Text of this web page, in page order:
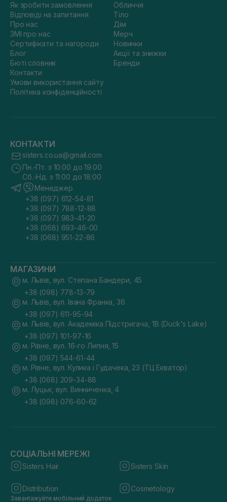
Як зробити замовлення
Відповіді на запитання
Про нас
ЗМІ про нас
Сертифікати та нагороди
Блог
Бюті словник
Контакти
Умови використання сайту
Політика конфіденційності
Обличчя
Тіло
Дім
Мерч
Новинки
Акції та знижки
Бренди
КОНТАКТИ
sisters.co.ua@gmail.com
Пн.-Пт. з 10:00 до 19:00
Сб.-Нд. з 11:00 до 18:00
Менеджер
+38 (097) 612-54-81
+38 (097) 788-12-88
+38 (097) 983-41-20
+38 (068) 693-46-00
+38 (068) 951-22-86
МАГАЗИНИ
м. Львів, вул. Степана Бандери, 45
+38 (098) 778-13-79
м. Львів, вул. Івана Франка, 36
+38 (097) 611-95-94
м. Львів, вул. Академіка Підстригача, 1В (Duck's Lake)
+38 (097) 101-97-16
м. Рівне, вул. 16-го Липня, 15
+38 (097) 544-61-44
м. Рівне, вул. Кулика і Гудачека, 23 (ТЦ Екватор)
+38 (068) 209-34-88
м. Луцьк, вул. Винниченка, 4
+38 (098) 076-60-62
СОЦІАЛЬНІ МЕРЕЖІ
Sisters Hair Sisters Skin
Distribution Cosmetology
Завантажуйте мобільний додаток